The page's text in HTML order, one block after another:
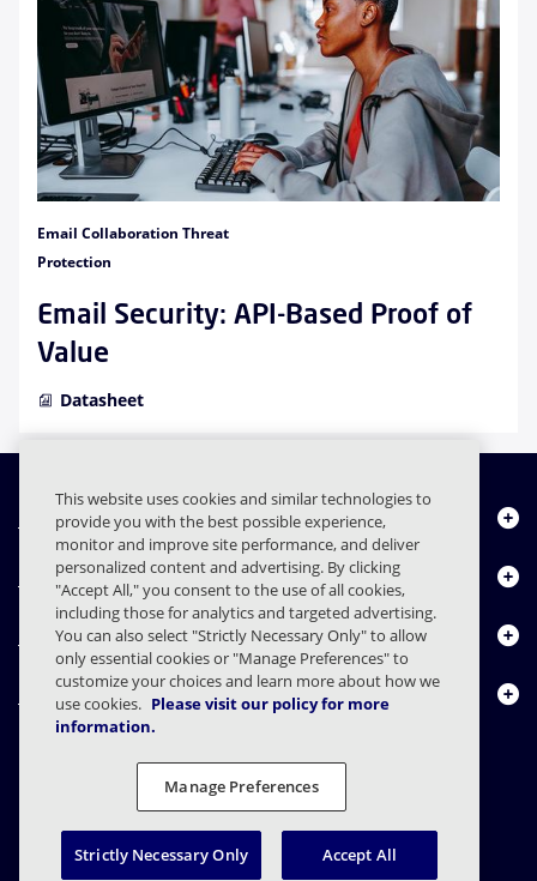
Email Collaboration Threat
Protection
Email Security: API-Based Proof of
Value
Datasheet
Chi siamo
Prodotti
Centro risorse
Contattaci
Informativa sulla privacy Note legali
Preferenze sulla privacy
Divulgazione responsabile
This website uses cookies and similar technologies to
provide you with the best possible experience,
monitor and improve site performance, and deliver
personalized content and advertising. By clicking
"Accept All," you consent to the use of all cookies,
including those for analytics and targeted advertising.
You can also select "Strictly Necessary Only" to allow
only essential cookies or "Manage Preferences" to
customize your choices and learn more about how we
use cookies. Please visit our policy for more
information.
Manage Preferences
Strictly Necessary Only Accept All